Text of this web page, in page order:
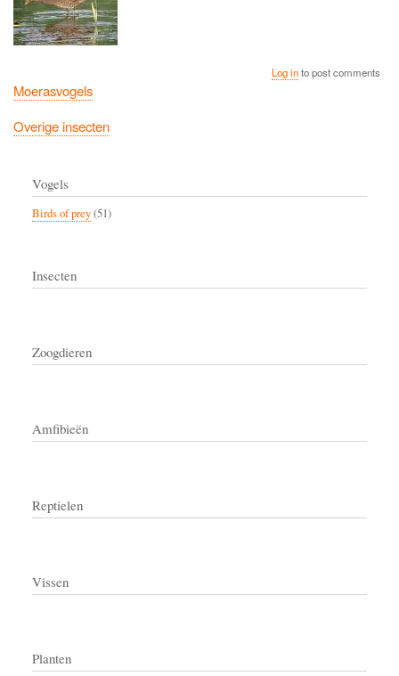
Log into post comments
Moerasvogels
Overige insecten
Vogels
Birds of prey(51)
Insecten
Zoogdieren
Amfibieën
Reptielen
Vissen
Planten